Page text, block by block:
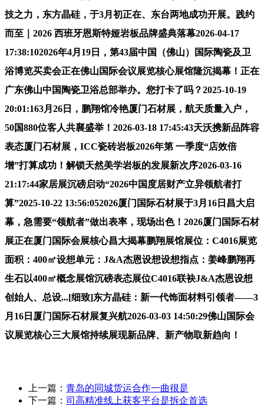
技之力，东方晶硅，于3月初正在、东台两地成功开展。践约
而至｜2026 西班牙恩斯特娅岩板品牌盛典落幕2026-04-17
17:38:102026年4月19日，第43届中国（佛山）国际陶瓷及卫
浴博览买卖会正在佛山国际会议展览核心展馆隆沉揭幕！正在
广东佛山中国陶瓷卫浴总部举办。您打卡了吗？2025-10-19
20:01:163月26日，鹏翔馆冷艳厦门石材展，航天质量入户，
50国880位客人共襄盛举！2026-03-18 17:45:43天沃携新品阵容
表态厦门石材展，ICC瓷砖岩板2026年第 一季度“店效倍
增”打算成功！解锁天然美学岩板的发展新次序2026-03-16
21:17:44家居展沉磅启动“2026中国度居财产立异领航者打
算”2025-10-22 13:56:052026厦门国际石材展于3月16日昌大启
幕，急需要“领航者”做出表率，现场出色！2026厦门国际石材
展正在厦门国际会展核心昌大揭幕鹏翔展馆展位：C4016展览
面积：400㎡设想单元：J&A杰恩设想设想指点：姜峰鹏翔再
生石以400㎡概念展馆沉磅表态展位C4016联袂J&A杰恩设想
创始人、总设...[细致]东方晶硅：新一代饰面材料引领者——3
月16日厦门国际石材展复兴航2026-03-03 14:50:29佛山国际会
议展览核心三大展馆持续展现新品牌、新产物取新趋向！
上一篇： 青岛的同城货运合作一曲很是
下一篇： 司高精准线上获客平台是拆企首选